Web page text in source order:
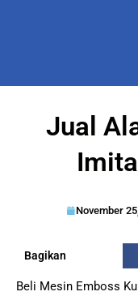
Jual
November
Bagikan
Beli Mesin Emboss